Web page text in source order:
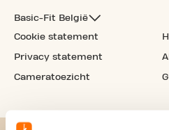
Basic-Fit België
Cookie statement
Privacy statement
Cameratoezicht